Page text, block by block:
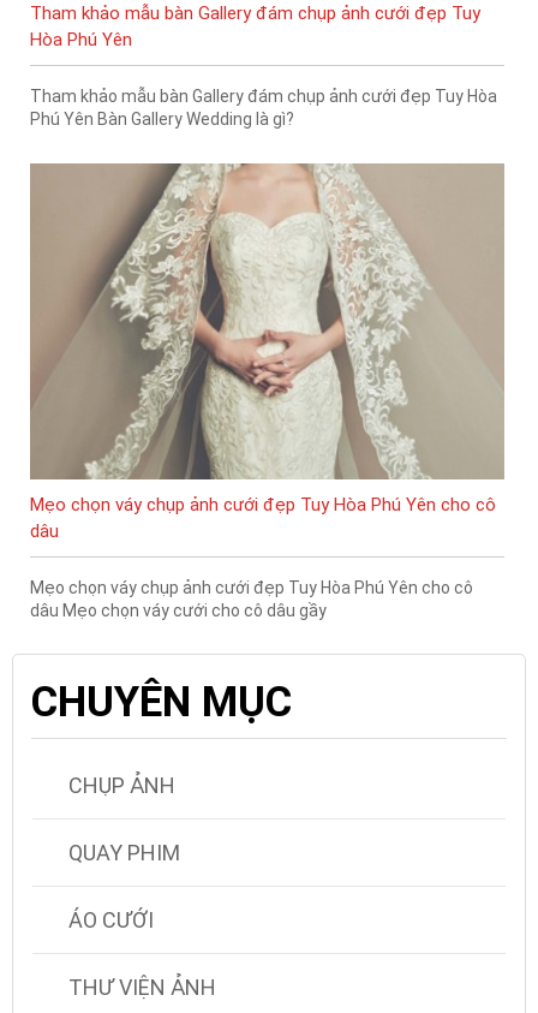
Tham khảo mẫu bàn Gallery đám chụp ảnh cưới đẹp Tuy
Hòa Phú Yên
Tham khảo mẫu bàn Gallery đám chụp ảnh cưới đẹp Tuy Hòa
Phú Yên Bàn Gallery Wedding là gì?
Mẹo chọn váy chụp ảnh cưới đẹp Tuy Hòa Phú Yên cho cô
dâu
Mẹo chọn váy chụp ảnh cưới đẹp Tuy Hòa Phú Yên cho cô
dâu Mẹo chọn váy cưới cho cô dâu gầy
CHUYÊN MỤC
CHỤP ẢNH
QUAY PHIM
ÁO CƯỚI
THƯ VIỆN ẢNH